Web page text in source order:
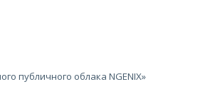
публичного облака NGENIX»